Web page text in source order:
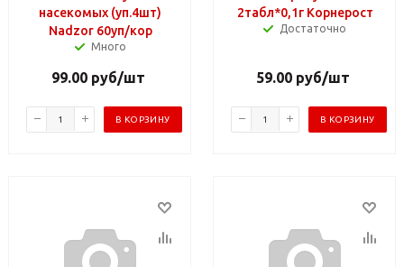
насекомых (уп.4шт)
Nadzor 60уп/кор
Много
99.00 руб/шт
В КОРЗИНУ
2табл*0,1г Корнерост
Достаточно
59.00 руб/шт
В КОРЗИНУ